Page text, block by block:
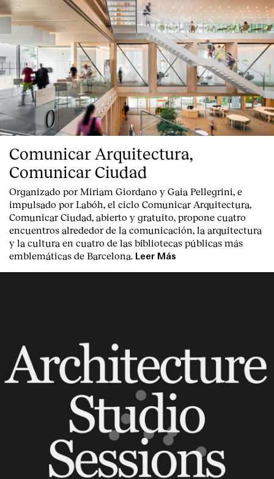
Comunicar Arquitectura,
Comunicar Ciudad
Organizado por Miriam Giordano y Gaia Pellegrini, e
impulsado por Labóh, el ciclo Comunicar Arquitectura,
Comunicar Ciudad, abierto y gratuito, propone cuatro
encuentros alrededor de la comunicación, la arquitectura
y la cultura en cuatro de las bibliotecas públicas más
emblemáticas de Barcelona. Leer Más